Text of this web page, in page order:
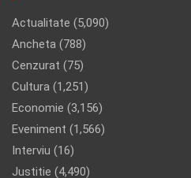
Actualitate (5,090)
Ancheta (788)
Cenzurat (75)
Cultura (1,251)
Economie (3,156)
Eveniment (1,566)
Interviu (16)
Justitie (4,490)